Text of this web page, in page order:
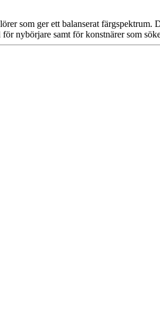
som ger ett balanserat färgspektrum.
nybörjare samt för konstnärer som